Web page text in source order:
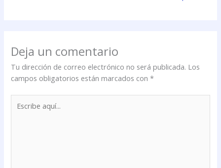
Deja un comentario
Tu dirección de correo electrónico no será publicada. Los
campos obligatorios están marcados con*
aquí...